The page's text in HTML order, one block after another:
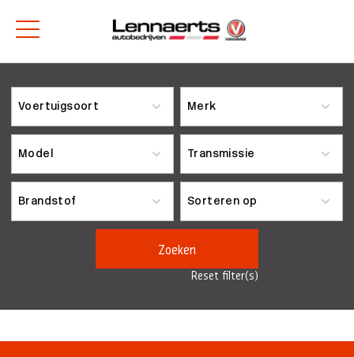
Zoeken
Reset filter(s)